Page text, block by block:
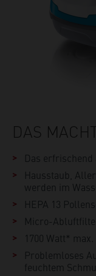
DAS
Das
Hausstaub,
werden im
HEPA 13
Micro-
1700 Watt* max.
Problemloses
feuchtem